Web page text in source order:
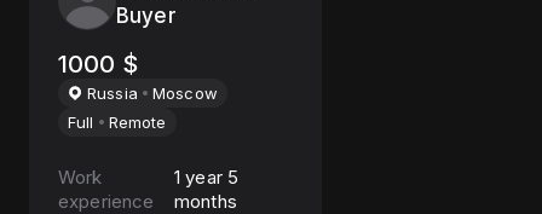
Buyer
1000 $
Russia
Moscow
Full
Remote
Work
experience
1 year 5
months